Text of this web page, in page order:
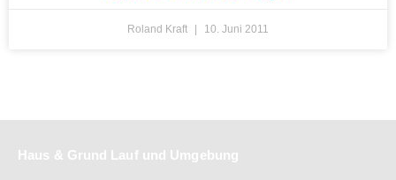
Roland Kraft 10. Juni 2011
Haus & Grund Lauf und Umgebung